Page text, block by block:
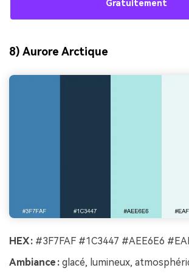
Gratuitement
8) Aurore Arctique
HEX : #3F7FAF #1C3447 #AEE6E6
Ambiance : glacé, lumineux,